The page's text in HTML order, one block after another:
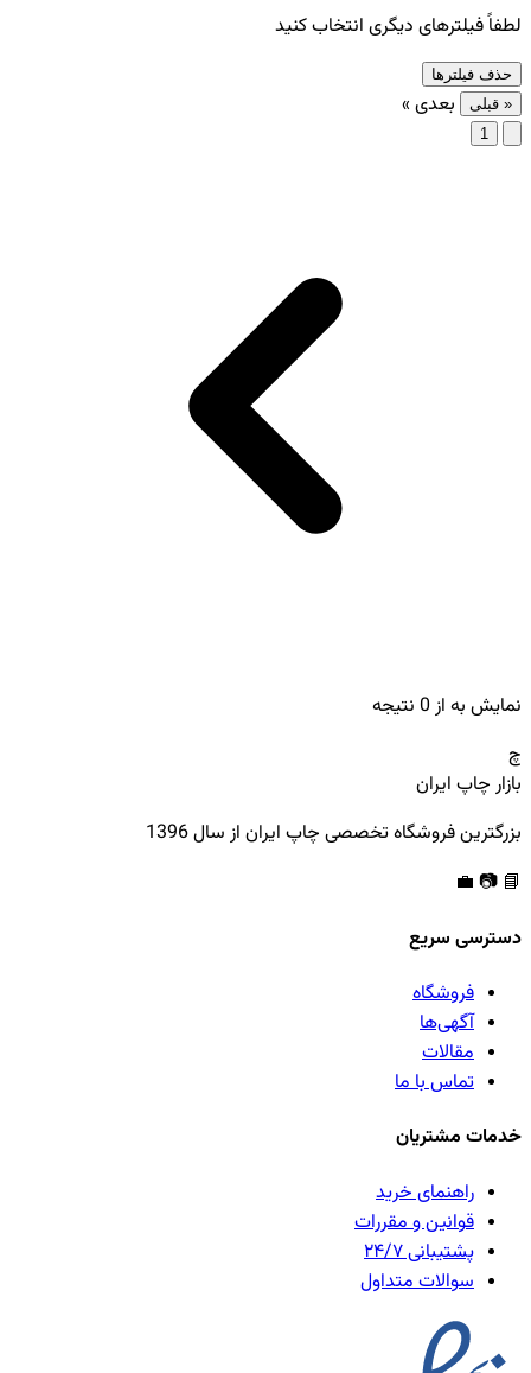
لطفاً فیلترهای دیگری انتخاب کنید
حذف فیلترها
« قبلی
بعدی »
1
نمایش به از0 نتیجه
چ
بازار چاپ ایران
بزرگترین فروشگاه تخصصی چاپ ایران از سال 1396
📘
📷
💼
دسترسی سریع
فروشگاه
آگهی‌ها
مقالات
تماس با ما
خدمات مشتریان
راهنمای خرید
قوانین و مقررات
پشتیبانی ۲۴/۷
سوالات متداول